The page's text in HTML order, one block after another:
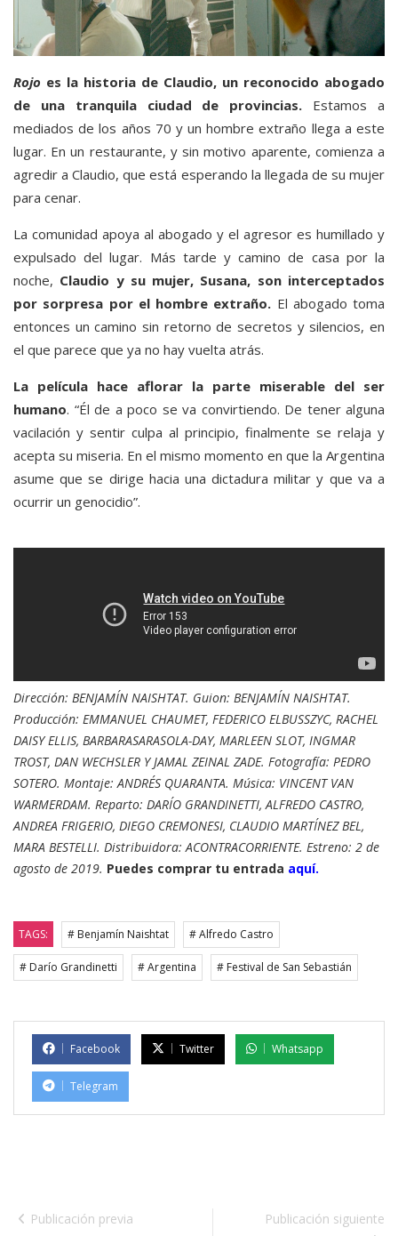
Rojo es la historia de Claudio, un reconocido abogado
de una tranquila ciudad de provincias. Estamos a
mediados de los años 70 y un hombre extraño llega a este
lugar. En un restaurante, y sin motivo aparente, comienza a
agredir a Claudio, que está esperando la llegada de su mujer
para cenar.
La comunidad apoya al abogado y el agresor es humillado y
expulsado del lugar. Más tarde y camino de casa por la
noche, Claudio y su mujer, Susana, son interceptados
por sorpresa por el hombre extraño. El abogado toma
entonces un camino sin retorno de secretos y silencios, en
el que parece que ya no hay vuelta atrás.
La película hace aflorar la parte miserable del ser
humano. “Él de a poco se va convirtiendo. De tener alguna
vacilación y sentir culpa al principio, finalmente se relaja y
acepta su miseria. En el mismo momento en que la Argentina
asume que se dirige hacia una dictadura militar y que va a
ocurrir un genocidio”.
Dirección: BENJAMÍN NAISHTAT. Guion: BENJAMÍN NAISHTAT.
Producción: EMMANUEL CHAUMET, FEDERICO ELBUSSZYC, RACHEL
DAISY ELLIS, BARBARASARASOLA-DAY, MARLEEN SLOT, INGMAR
TROST, DAN WECHSLER Y JAMAL ZEINAL ZADE. Fotografía: PEDRO
SOTERO. Montaje: ANDRÉS QUARANTA. Música: VINCENT VAN
WARMERDAM. Reparto: DARÍO GRANDINETTI, ALFREDO CASTRO,
ANDREA FRIGERIO, DIEGO CREMONESI, CLAUDIO MARTÍNEZ BEL,
MARA BESTELLI. Distribuidora: ACONTRACORRIENTE. Estreno: 2 de
agosto de 2019. Puedes comprar tu entrada aquí.
TAGS: # Benjamín Naishtat # Alfredo Castro
# Darío Grandinetti # Argentina # Festival de San Sebastián
Facebook Twitter Whatsapp
Telegram
Publicación previa Publicación siguiente